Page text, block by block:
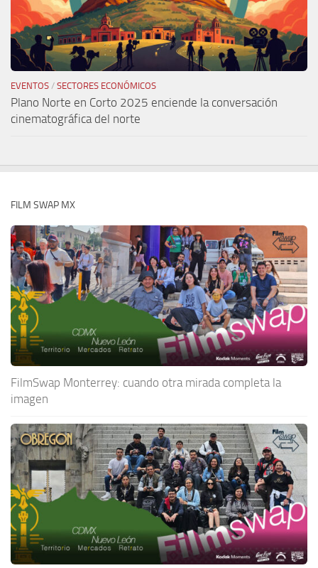
EVENTOS / SECTORES ECONÓMICOS
Plano Norte en Corto 2025 enciende la conversación
cinematográfica del norte
FILM SWAP MX
FilmSwap Monterrey: cuando otra mirada completa la
imagen